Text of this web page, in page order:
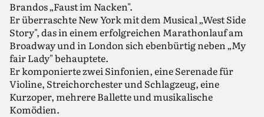
Brandos „Faust im Nacken".
Er überraschte New York mit dem Musical „West Side
Story", das in einem erfolgreichen Marathonlauf am
Broadway und in London sich ebenbürtig neben „My
fair Lady" behauptete.
Er komponierte zwei Sinfonien, eine Serenade für
Violine, Streichorchester und Schlagzeug, eine
Kurzoper, mehrere Ballette und musikalische
Komödien.